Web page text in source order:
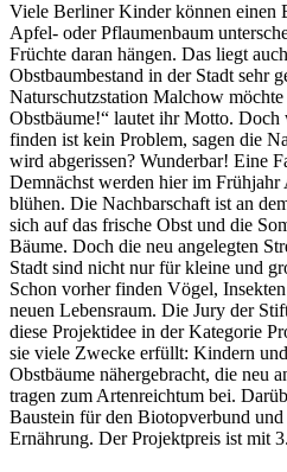
Viele Berliner Kinder können einen
Apfel- oder Pflaumenbaum
Früchte daran hängen. Das liegt
Obstbaumbestand in der Stadt sehr
Naturschutzstation Malchow möchte
Obstbäume!“ lautet ihr Motto. Doch
finden ist kein Problem, sagen die
wird abgerissen? Wunderbar! Eine
Demnächst werden hier im
blühen. Die Nachbarschaft ist an
sich auf das frische Obst und die
Bäume. Doch die neu angelegten
Stadt sind nicht nur für kleine und
Schon vorher finden Vögel,
neuen Lebensraum. Die Jury der
diese Projektidee in der Kategorie
sie viele Zwecke erfüllt: Kindern
Obstbäume nähergebracht, die neu
tragen zum Artenreichtum bei.
Baustein für den Biotopverbund
Ernährung. Der Projektpreis ist mit